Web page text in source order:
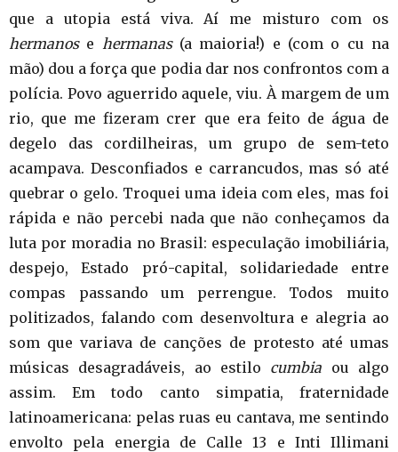
que a utopia está viva. Aí me misturo com os
hermanose hermanas(a maioria!) e (com o cu na
mão) dou a força que podia dar nos confrontos com a
polícia. Povo aguerrido aquele, viu. À margem de um
rio, que me fizeram crer que era feito de água de
degelo das cordilheiras, um grupo de sem-teto
acampava. Desconfiados e carrancudos, mas só até
quebrar o gelo. Troquei uma ideia com eles, mas foi
rápida e não percebi nada que não conheçamos da
luta por moradia no Brasil: especulação imobiliária,
despejo, Estado pró-capital, solidariedade entre
compas passando um perrengue. Todos muito
politizados, falando com desenvoltura e alegria ao
som que variava de canções de protesto até umas
músicas desagradáveis, ao estilo cumbia ou algo
assim. Em todo canto simpatia, fraternidade
latinoamericana: pelas ruas eu cantava, me sentindo
envolto pela energia de Calle 13 e Inti Illimani